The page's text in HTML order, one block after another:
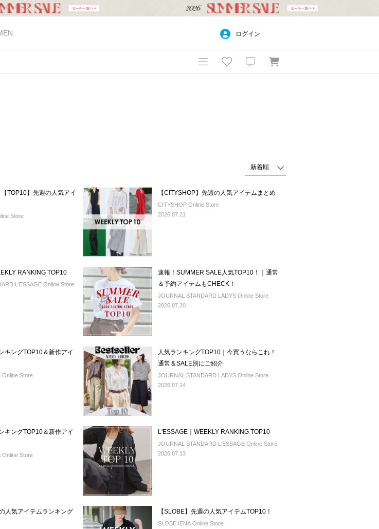
ログイン
TOP10】先週の人気アイ
Store
【CITYSHOP】先週の人気アイテムまとめ
CITYSHOP Online Store
2026.07.21
RANKING TOP10
L'ESSAGE Online Store
速報！SUMMER SALE人気TOP10！｜通常
＆予約アイテムもCHECK！
JOURNAL STANDARD LADYS Online Store
2026.07.20
キングTOP10＆新作アイ
Online Store
人気ランキングTOP10｜今買うならこれ！
通常＆SALE別にご紹介
JOURNAL STANDARD LADYS Online Store
2026.07.14
キングTOP10＆新作アイ
Online Store
L'ESSAGE｜WEEKLY RANKING TOP10
JOURNAL STANDARD L'ESSAGE Online Store
2026.07.13
人気アイテムランキング
【SLOBE】先週の人気アイテムTOP10！
SLOBE IENA Online Store